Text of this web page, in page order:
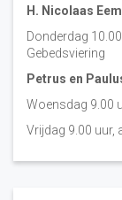
H. Nicolaas
Donderdag
Gebedsviering
Petrus en
Woensdag 9.00
Vrijdag 9.00 uur,